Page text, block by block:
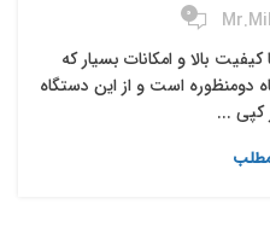
0
بالا و امکانات بسیار که
دومنظوره است و از این دستگاه
کپی ...
مطلب